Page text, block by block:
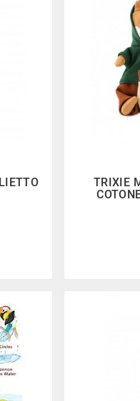
Santoiemma
e fornito .
e disponibile
sempre trovati
da loro . C’è
TRIXIE